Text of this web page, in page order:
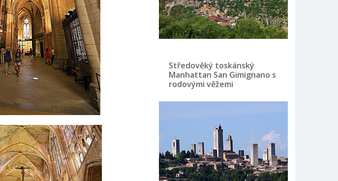
Středověký toskánský
Manhattan San Gimignano s
rodovými věžemi